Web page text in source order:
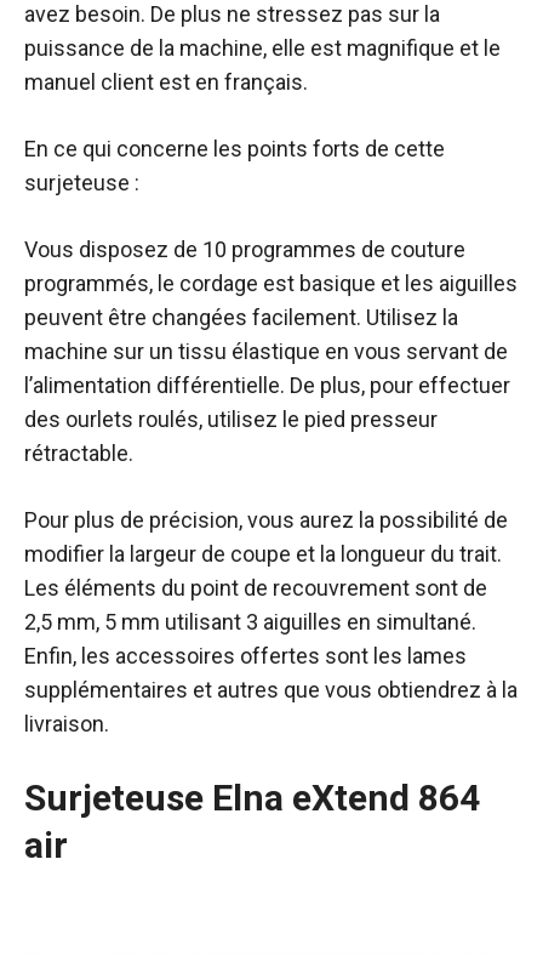
avez besoin. De plus ne stressez pas sur la
puissance de la machine, elle est magnifique et le
manuel client est en français.
En ce qui concerne les points forts de cette
surjeteuse :
Vous disposez de 10 programmes de couture
programmés, le cordage est basique et les aiguilles
peuvent être changées facilement. Utilisez la
machine sur un tissu élastique en vous servant de
l’alimentation différentielle. De plus, pour effectuer
des ourlets roulés, utilisez le pied presseur
rétractable.
Pour plus de précision, vous aurez la possibilité de
modifier la largeur de coupe et la longueur du trait.
Les éléments du point de recouvrement sont de
2,5 mm, 5 mm utilisant 3 aiguilles en simultané.
Enfin, les accessoires offertes sont les lames
supplémentaires et autres que vous obtiendrez à la
livraison.
Surjeteuse Elna eXtend 864
air